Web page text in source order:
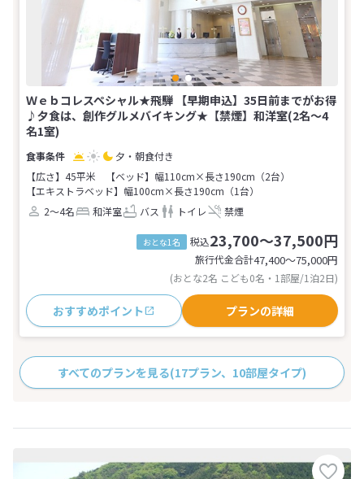
Ｗｅｂコレスペシャル★飛騨 【早期申込】35日前までがお得
♪夕食は、創作グルメバイキング★【禁煙】和洋室(2名～4
名1室)
夕・朝食付き
【広さ】45平米
【ベッド】幅110cm×長さ190cm（2台）
【エキストラベッド】幅100cm×長さ190cm（1台）
2～4名
和洋室 バス トイレ 禁煙
おとな1名 税込23,700～37,500円
旅行代金合計47,400〜75,000円
(おとな2名 こども0名・1部屋/1泊2日)
おすすめポイント プランの詳細
すべてのプランを見る(17プラン、10部屋タイプ)